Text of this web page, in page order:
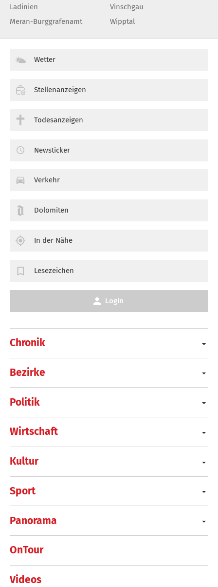
Ladinien
Meran-Burggrafenamt
Vinschgau
Wipptal
Chronik
Bezirke
Politik
Wirtschaft
Kultur
Sport
Panorama
OnTour
Videos
Wetter
Stellenanzeigen
Todesanzeigen
Newsticker
Verkehr
Dolomiten
In der Nähe
Lesezeichen
Login